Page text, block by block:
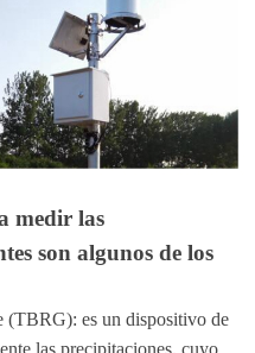
medir las
son algunos de los
(TBRG): es un dispositivo de
las precipitaciones, cuyo